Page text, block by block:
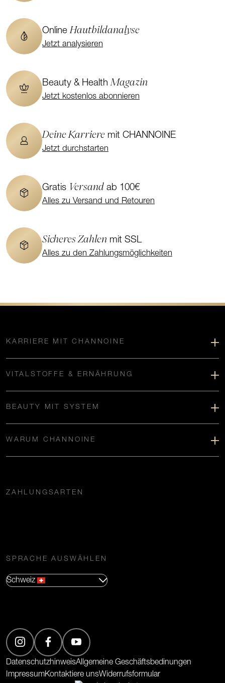
OnlineHautbildanalyse
Jetzt analysieren
Beauty & HealthMagazin
Jetzt kostenlos abonnieren
Deine Karriere mit CHANNOINE
Jetzt durchstarten
Gratis Versand ab 100€
Alles zu Versand und Retouren
Sicheres Zahlen mit SSL
Alles zu den Zahlungsmöglichkeiten
KARRIERE MIT CHANNOINE
VITALSTOFFE & ERNÄHRUNG
BEAUTY MIT SYSTEM
WARUM CHANNOINE
ZAHLUNGSARTEN
SPRACHE AUSWÄHLEN
Schweiz
DatenschutzhinweisAllgemeine Geschäftsbedinungen
ImpressumKontaktiere unsWiderrufsformular
(Öffnet in neuem Tab)
(Öffnet in neuem Tab)
(Öffnet in neuem Tab)